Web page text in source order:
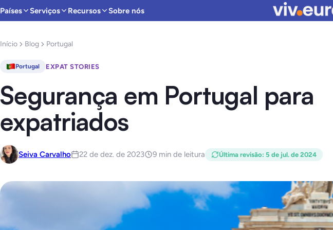
Países Serviços Recursos Sobre nós
Início Blog Portugal
Portugal EXPAT STORIES
Segurança em Portugal para
expatriados
Seiva Carvalho 22 de dez. de 2023 9 min de leitura Última revisão: 5 de jul. de 2024